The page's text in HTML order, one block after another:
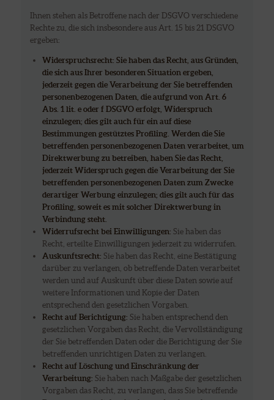
Ihnen stehen als Betroffene nach der DSGVO verschiedene
Rechte zu, die sich insbesondere aus Art. 15 bis 21 DSGVO
ergeben:
Widerspruchsrecht: Sie haben das Recht, aus Gründen,
die sich aus Ihrer besonderen Situation ergeben,
jederzeit gegen die Verarbeitung der Sie betreffenden
personenbezogenen Daten, die aufgrund von Art. 6
Abs. 1 lit. e oder f DSGVO erfolgt, Widerspruch
einzulegen; dies gilt auch für ein auf diese
Bestimmungen gestütztes Profiling. Werden die Sie
betreffenden personenbezogenen Daten verarbeitet, um
Direktwerbung zu betreiben, haben Sie das Recht,
jederzeit Widerspruch gegen die Verarbeitung der Sie
betreffenden personenbezogenen Daten zum Zwecke
derartiger Werbung einzulegen; dies gilt auch für das
Profiling, soweit es mit solcher Direktwerbung in
Verbindung steht.
Widerrufsrecht bei Einwilligungen: Sie haben das
Recht, erteilte Einwilligungen jederzeit zu widerrufen.
Auskunftsrecht: Sie haben das Recht, eine Bestätigung
darüber zu verlangen, ob betreffende Daten verarbeitet
werden und auf Auskunft über diese Daten sowie auf
weitere Informationen und Kopie der Daten
entsprechend den gesetzlichen Vorgaben.
Recht auf Berichtigung: Sie haben entsprechend den
gesetzlichen Vorgaben das Recht, die Vervollständigung
der Sie betreffenden Daten oder die Berichtigung der Sie
betreffenden unrichtigen Daten zu verlangen.
Recht auf Löschung und Einschränkung der
Verarbeitung: Sie haben nach Maßgabe der gesetzlichen
Vorgaben das Recht, zu verlangen, dass Sie betreffende